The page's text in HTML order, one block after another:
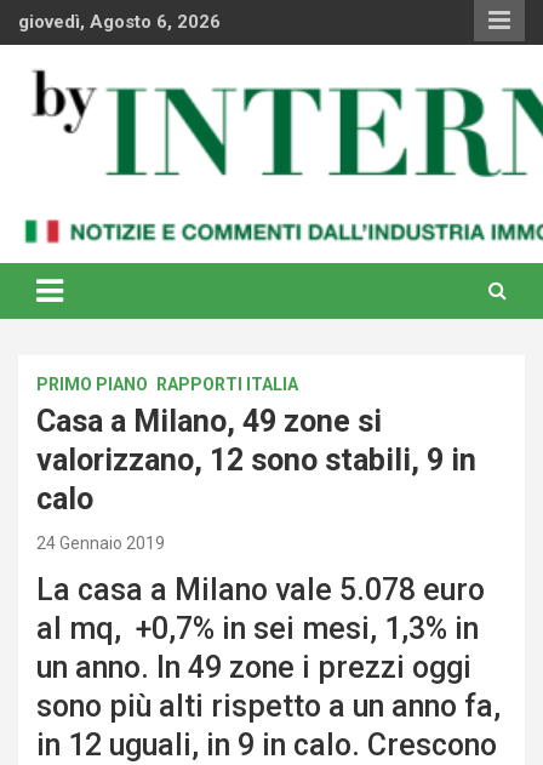
Skipgiovedì, Agosto 6, 2026
By Internews
internazionale
PRIMO PIANO RAPPORTI ITALIA
Casa a Milano, 49 zone si
valorizzano, 12 sono stabili, 9 in
calo
24 Gennaio 2019
La casa a Milano vale 5.078 euro
al mq, +0,7% in sei mesi, 1,3% in
un anno. In 49 zone i prezzi oggi
sono più alti rispetto a un anno fa,
in 12 uguali, in 9 in calo. Crescono